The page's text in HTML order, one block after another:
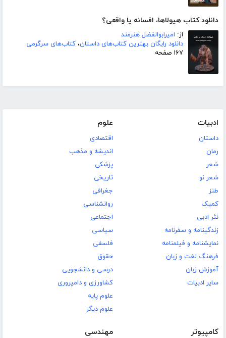
دانلود کتاب هیولاها، افسانه یا واقعی؟
از: امیرابوالفضل هنرمند
دانلود رایگان بهترین کتاب‌های داستان، کتاب‌های سرگرمی
۱۶۷ صفحه
ادبیات
داستان
رمان
شعر
شعر نو
طنز
کمیک
نثر ادبی
زندگینامه و سفرنامه
نمایشنامه و فیلمنامه
فرهنگ لغت و زبان
آموزش زبان
سایر ادبیات
علوم
اقتصادی
اندیشه و مذهب
پزشکی
تاریخی
جغرافی
روانشناسی
اجتماعی
سیاسی
فلسفی
حقوق
درسی و دانشجویی
کشاورزی و دامپروری
علوم پایه
علوم دیگر
کامپیوتر مهندسی